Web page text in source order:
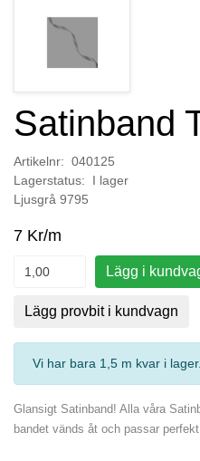
Satinband
Artikelnr: 040125
Lagerstatus: I lager
Ljusgrå 9795
7 Kr/m
Lägg i
Lägg provbit i kundvagn
Vi har bara 1,5 m kvar i lager
Glansigt Satinband! Alla våra
bandet vänds åt och passar